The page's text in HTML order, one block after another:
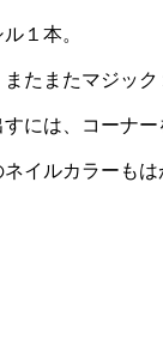
１本。
たまたマジッ
には、コーナ
イルカラーもは